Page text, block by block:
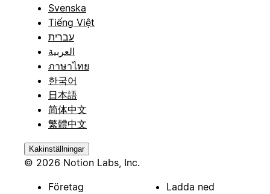
Svenska
Tiếng Việt
עברית
العربية
ภาษาไทย
한국어
日本語
简体中文
繁體中文
Kakinställningar
© 2026 Notion Labs, Inc.
Företag
Ladda ned